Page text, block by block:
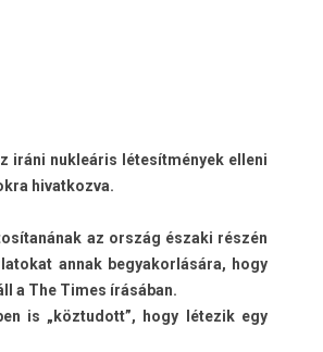
iráni nukleáris létesítmények el­leni
hivat­kozva.
az ország északi részén
annak be­gyakor­lására, hogy
a The Times írásában.
is „köz­tudott”, hogy létezik egy